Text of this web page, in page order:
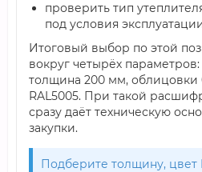
проверить тип
под условия
Итоговый выбор по этой
вокруг четырёх
толщина 200 мм, облицовки
RAL5005. При такой
сразу даёт техническую
закупки.
Подберите толщину, цвет